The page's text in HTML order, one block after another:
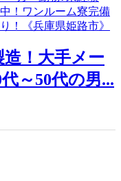
！大手メー
～50代の男...